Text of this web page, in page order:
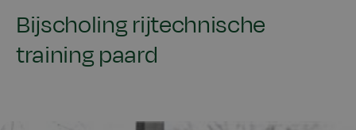
Bijscholing rijtechnische
training paard